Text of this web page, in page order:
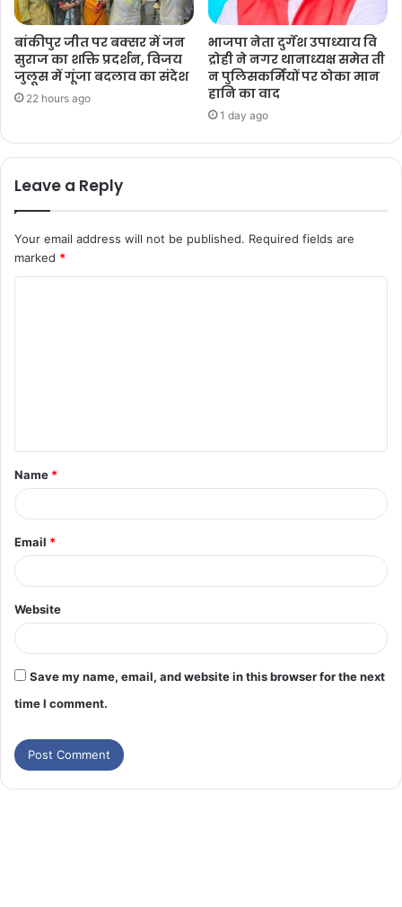
बांकीपुर जीत पर बक्सर में जन
सुराज का शक्ति प्रदर्शन, विजय
जुलूस में गूंजा बदलाव का संदेश
22 hours ago
भाजपा नेता दुर्गेश उपाध्याय वि
द्रोही ने नगर थानाध्यक्ष समेत ती
न पुलिसकर्मियों पर ठोका मान
हानि का वाद
1 day ago
Leave a Reply
Your email address will not be published. Required fields are
marked *
Name *
Email *
Website
Save my name, email, and website in this browser for the next
time I comment.